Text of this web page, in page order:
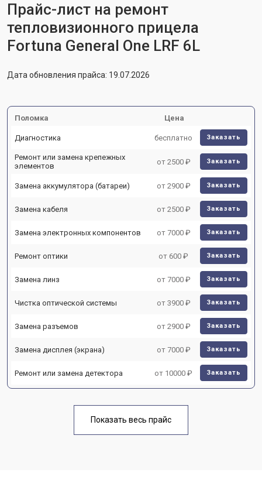
Прайс-лист на ремонт
тепловизионного прицела
Fortuna General One LRF 6L
Дата обновления прайса: 19.07.2026
Поломка Цена
Диагностика бесплатно Заказать
Ремонт или замена крепежных
элементов
от 2500 ₽ Заказать
Замена аккумулятора (батареи) от 2900 ₽ Заказать
Замена кабеля от 2500 ₽ Заказать
Замена электронных компонентов от 7000 ₽ Заказать
Ремонт оптики от 600 ₽ Заказать
Замена линз от 7000 ₽ Заказать
Чистка оптической системы от 3900 ₽ Заказать
Замена разъемов от 2900 ₽ Заказать
Замена дисплея (экрана) от 7000 ₽ Заказать
Ремонт или замена детектора от 10000 ₽ Заказать
Показать весь прайс